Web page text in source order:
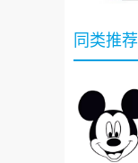
同类推荐